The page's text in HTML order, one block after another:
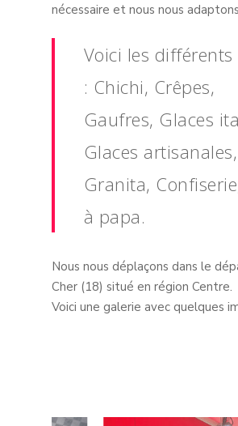
nécessaire et nous nous
Voici les
: Chichi, Crêpes,
Gaufres, Glaces
Glaces artisanales,
Granita,
à papa.
Nous nous déplaçons dans le
Cher (18) situé en région Centre.
Voici une galerie avec quelques